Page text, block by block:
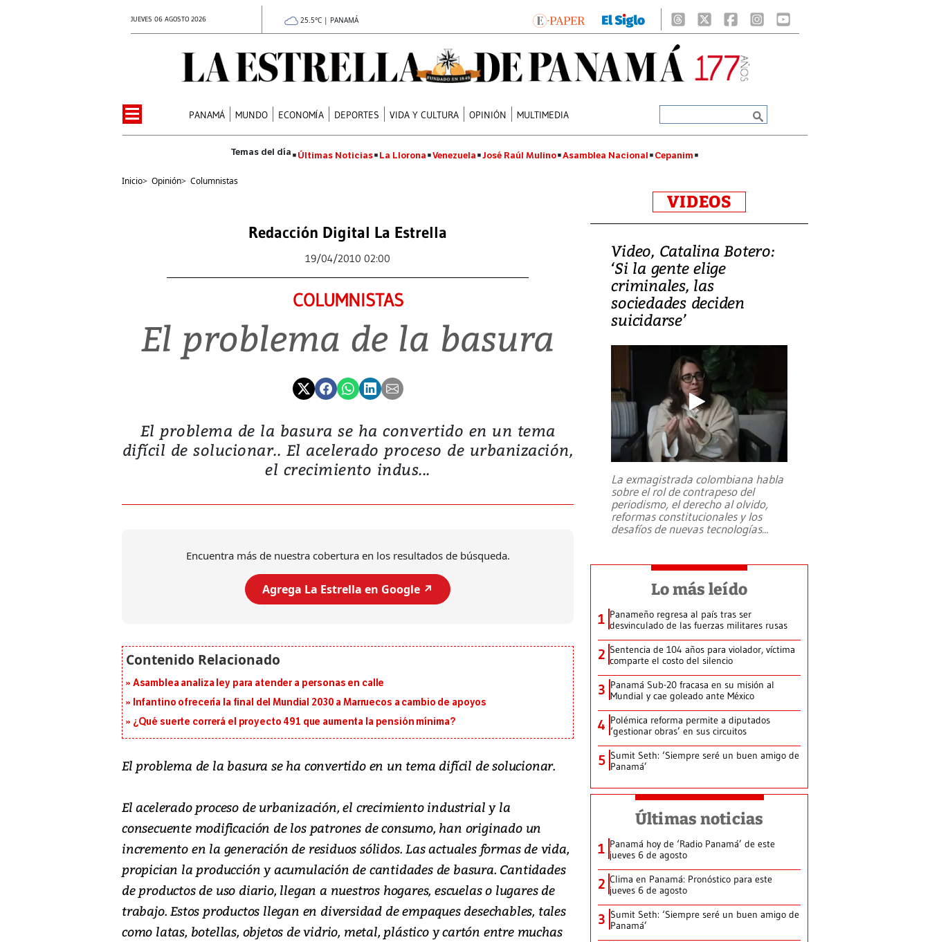
JUEVES 06 AGOSTO 2026 25.5°C | PANAMÁ
PANAMÁ MUNDO ECONOMÍA DEPORTES VIDA Y CULTURA OPINIÓN MULTIMEDIA
Últimas Noticias La Llorona Venezuela José Raúl Mulino Asamblea Nacional Cepanim
Inicio> Opinión> Columnistas
Redacción Digital La Estrella
19/04/2010 02:00
COLUMNISTAS
El problema de la basura
El problema de la basura se ha convertido en un tema
difícil de solucionar.. El acelerado proceso de urbanización,
el crecimiento indus...
Encuentra más de nuestra cobertura en los resultados de búsqueda.
Agrega La Estrella en Google ↗️
Asamblea analiza ley para atender a personas en calle
Infantino ofrecería la final del Mundial 2030 a Marruecos a cambio de apoyos
¿Qué suerte correrá el proyecto 491 que aumenta la pensión mínima?
El problema de la basura se ha convertido en un tema difícil de solucionar.
El acelerado proceso de urbanización, el crecimiento industrial y la
consecuente modificación de los patrones de consumo, han originado un
incremento en la generación de residuos sólidos. Las actuales formas de vida,
propician la producción y acumulación de cantidades de basura. Cantidades
de productos de uso diario, llegan a nuestros hogares, escuelas o lugares de
trabajo. Estos productos llegan en diversidad de empaques desechables, tales
como latas, botellas, objetos de vidrio, metal, plástico y cartón entre muchas
VIDEOS
Video, Catalina Botero:
‘Si la gente elige
criminales, las
sociedades deciden
suicidarse’
La exmagistrada colombiana habla
sobre el rol de contrapeso del
periodismo, el derecho al olvido,
reformas constitucionales y los
desafíos de nuevas tecnologías...
Lo más leído
1 Panameño regresa al país tras ser
desvinculado de las fuerzas militares rusas
2 Sentencia de 104 años para violador, víctima
comparte el costo del silencio
3 Panamá Sub-20 fracasa en su misión al
Mundial y cae goleado ante México
4 Polémica reforma permite a diputados
‘gestionar obras’ en sus circuitos
5 Sumit Seth: ‘Siempre seré un buen amigo de
Panamá’
Últimas noticias
1 Panamá hoy de ‘Radio Panamá’ de este
jueves 6 de agosto
2 Clima en Panamá: Pronóstico para este
jueves 6 de agosto
3 Sumit Seth: ‘Siempre seré un buen amigo de
Panamá’